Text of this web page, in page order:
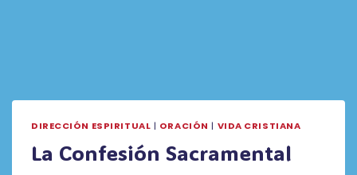
DIRECCIÓN ESPIRITUAL | ORACIÓN | VIDA CRISTIANA
La Confesión Sacramental